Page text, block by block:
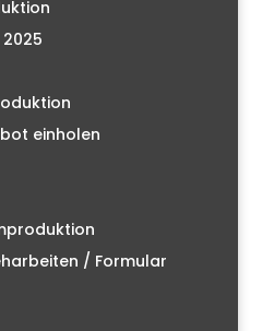
einholen
/ Formular